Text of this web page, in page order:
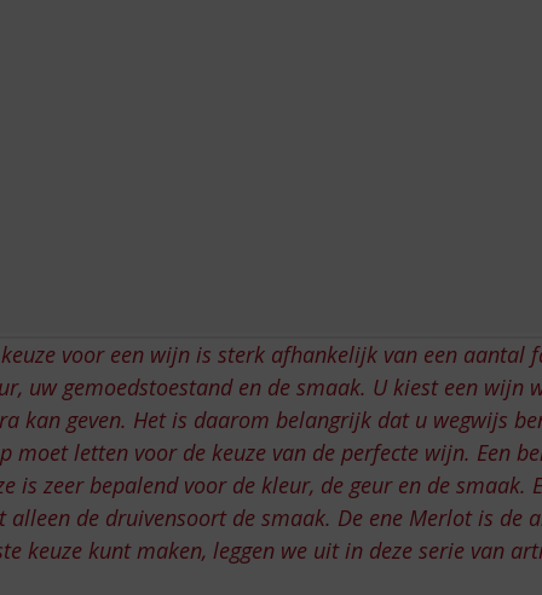
voor een wijn is sterk afhankelijk van een aantal
uw gemoedstoestand en de smaak. U kiest een
kan geven. Het is daarom belangrijk dat u wegwijs
moet letten voor de keuze van de perfecte wijn. Een
is zeer bepalend voor de kleur, de geur en de
alleen de druivensoort de smaak. De ene Merlot is de
keuze kunt maken, leggen we uit in deze serie van